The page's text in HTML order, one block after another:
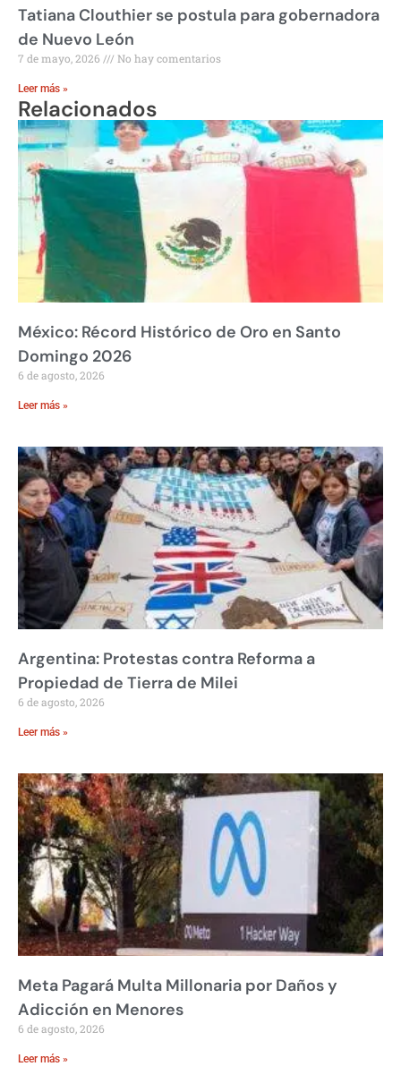
Tatiana Clouthier se postula para gobernadora
de Nuevo León
7 de mayo, 2026 No hay comentarios
Leer más »
Relacionados
México: Récord Histórico de Oro en Santo
Domingo 2026
6 de agosto, 2026
Leer más »
Argentina: Protestas contra Reforma a
Propiedad de Tierra de Milei
6 de agosto, 2026
Leer más »
Meta Pagará Multa Millonaria por Daños y
Adicción en Menores
6 de agosto, 2026
Leer más »